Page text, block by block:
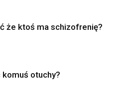
że ktoś ma schizofrenię?
otuchy?